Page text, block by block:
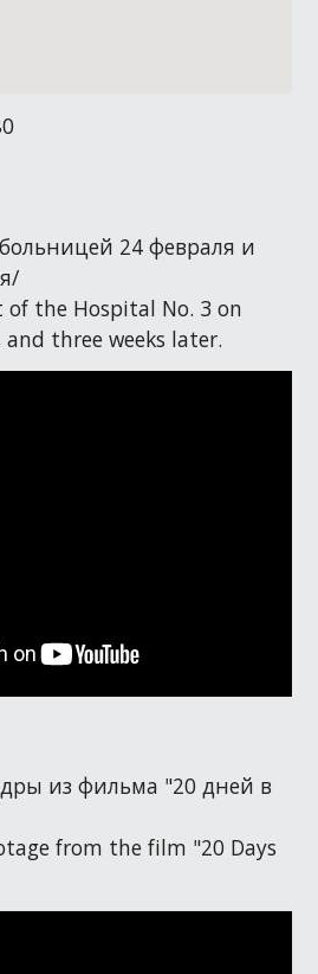
24 февраля и
the Hospital No. 3 on
and three weeks later.
из фильма "20 дней в
from the film "20 Days